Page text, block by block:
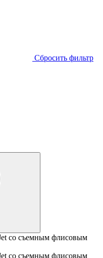
Сбросить фильтр